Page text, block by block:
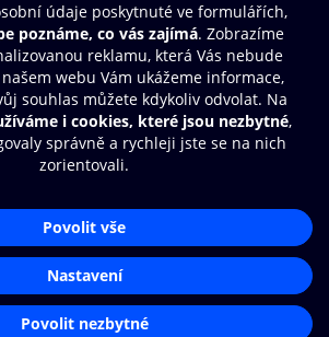
osobních údajů
Aplikace O2 Knihovna
Čti a poslouchej své e-knihy a
audioknihy rychleji a pohodlněji.